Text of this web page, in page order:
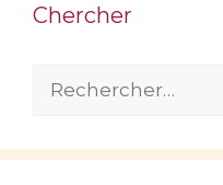
Chercher